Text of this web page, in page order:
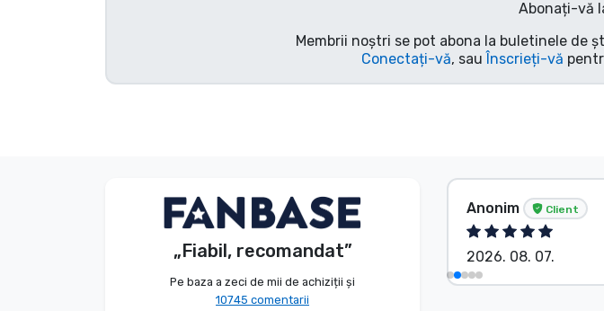
Abonați-vă
Membrii noștri se pot abona la buletinele de
Conectați-vă, sauÎnscrieți-vă
„Fiabil, recomandat”
Pe baza a zeci de mii de achiziții și
10745 comentarii
Anonim Client
2026. 08. 08.
Anonim Client
2026. 08. 07.